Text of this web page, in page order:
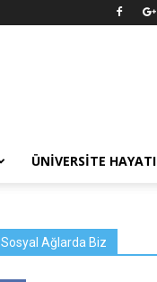
ÜNIVERSITE HAYATI
Sosyal Ağlarda Biz